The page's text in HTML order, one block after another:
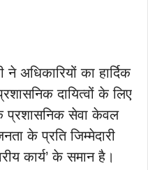
अधिकारियों का हार्दिक
दायित्वों के लिए
प्रशासनिक सेवा केवल
के प्रति जिम्मेदारी
कार्य’ के समान है।